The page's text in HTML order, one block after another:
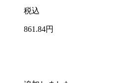
税込
861 .84円